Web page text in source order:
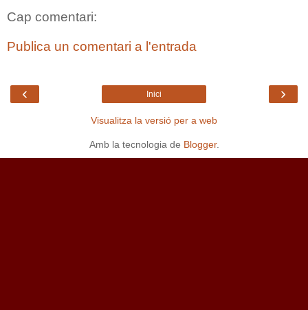
Cap comentari:
Publica un comentari a l'entrada
‹ ›
Inici
Visualitza la versió per a web
Amb la tecnologia de Blogger.